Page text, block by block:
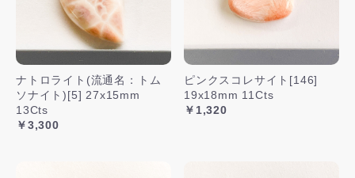
ナトロライト(流通名：トム
ソナイト)[5] 27x15mm
13Cts
￥3,300
ピンクスコレサイト[146]
19x18mm 11Cts
￥1,320